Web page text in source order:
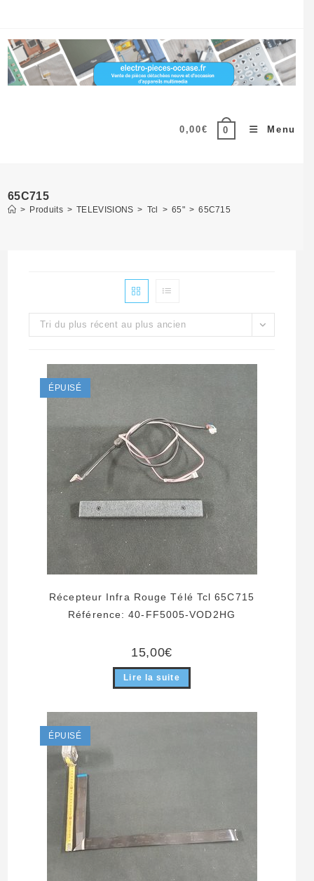
content
0,00€ 0 Menu
65C715
> Produits > TELEVISIONS > Tcl > 65" > 65C715
Tri du plus récent au plus ancien
ÉPUISÉ
Récepteur Infra Rouge Télé Tcl 65C715
Référence: 40-FF5005-VOD2HG
15,00€
Lire la suite
ÉPUISÉ